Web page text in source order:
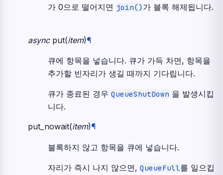
가 0으로 떨어지면 join() 가 블록 해제됩니다.
async put(item)¶
큐에 항목을 넣습니다. 큐가 가득 차면, 항목을
추가할 빈자리가 생길 때까지 기다립니다.
큐가 종료된 경우 QueueShutDown 을 발생시킵
니다.
put_nowait(item)¶
블록하지 않고 항목을 큐에 넣습니다.
자리가 즉시 나지 않으면, QueueFull를 일으킵